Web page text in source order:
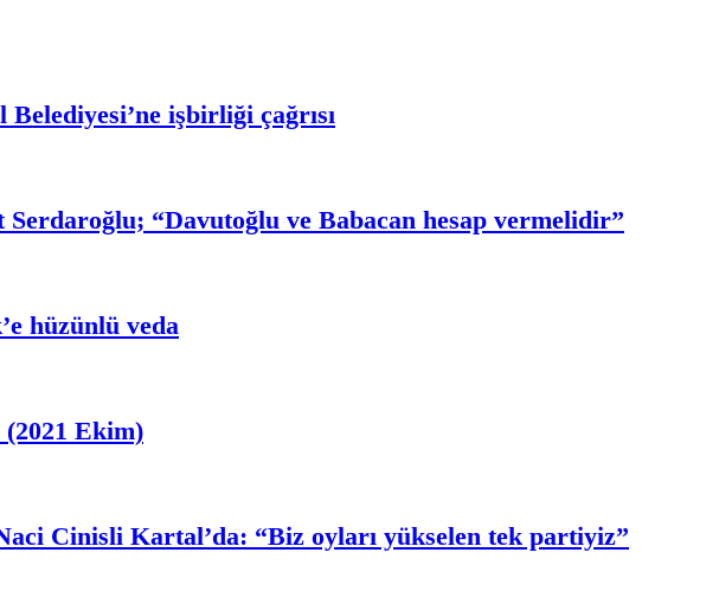
işbirliği çağrısı
“Davutoğlu ve Babacan hesap vermelidir”
hüzünlü veda
Ekim)
Cinisli Kartal’da: “Biz oyları yükselen tek partiyiz”